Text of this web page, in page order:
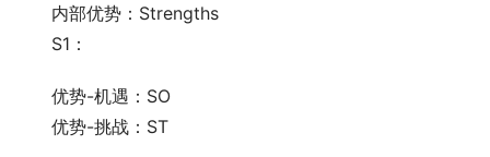
内部优势：Strengths
S1：
优势-机遇：SO
优势-挑战：ST